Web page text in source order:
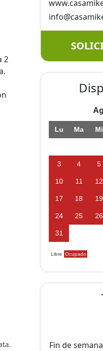
2
info@
Fin de